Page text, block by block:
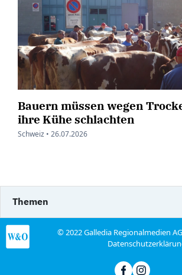
Bauern müssen wegen
ihre Kühe schlachten
Schweiz • 26.07.2026
Themen
© 2022 Galledia Regionalmedien